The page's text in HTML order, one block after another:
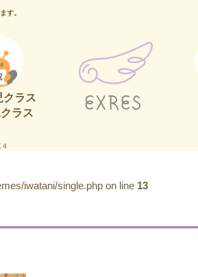
す。
クラス
ラス
iwatani/single.php on line 13